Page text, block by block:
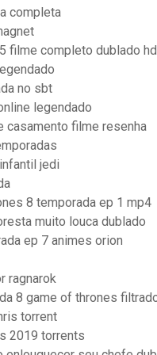
completa
filme completo dublado hd
no sbt
legendado
casamento filme resenha
jedi
8 temporada ep 1 mp4
muito louca dublado
ep 7 animes orion
ragnarok
8 game of thrones
torrent
2019 torrents